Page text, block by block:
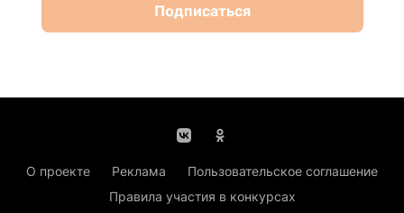
Подписаться
О проекте Реклама
Пользовательское соглашение
Правила участия в конкурсах